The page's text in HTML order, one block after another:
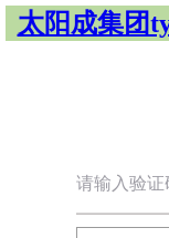
太阳成集团
请输入验